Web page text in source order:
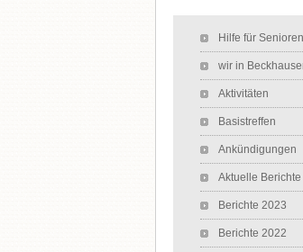
Hilfe für Senioren
wir in
Aktivitäten
Basistreffen
Ankündigungen
Aktuelle
Berichte 2023
Berichte 2022